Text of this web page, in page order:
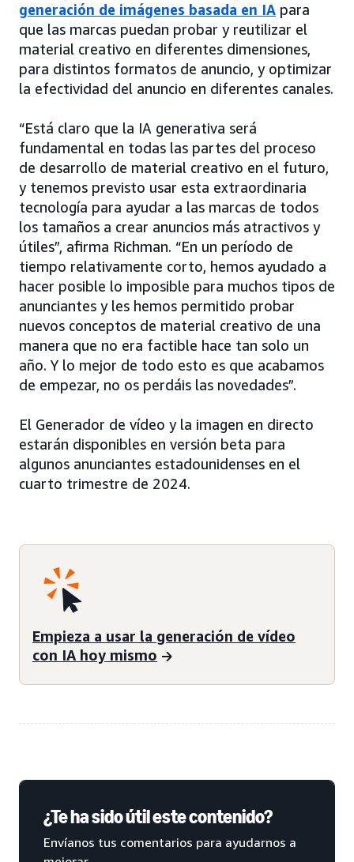
generación de imágenes basada en IA para
que las marcas puedan probar y reutilizar el
material creativo en diferentes dimensiones,
para distintos formatos de anuncio, y optimizar
la efectividad del anuncio en diferentes canales.
“Está claro que la IA generativa será
fundamental en todas las partes del proceso
de desarrollo de material creativo en el futuro,
y tenemos previsto usar esta extraordinaria
tecnología para ayudar a las marcas de todos
los tamaños a crear anuncios más atractivos y
útiles”, afirma Richman. “En un período de
tiempo relativamente corto, hemos ayudado a
hacer posible lo imposible para muchos tipos de
anunciantes y les hemos permitido probar
nuevos conceptos de material creativo de una
manera que no era factible hace tan solo un
año. Y lo mejor de todo esto es que acabamos
de empezar, no os perdáis las novedades”.
El Generador de vídeo y la imagen en directo
estarán disponibles en versión beta para
algunos anunciantes estadounidenses en el
cuarto trimestre de 2024.
Empieza a usar la generación de vídeo
con IA hoy mismo
¿Te ha sido útil este contenido?
Envíanos tus comentarios para ayudarnos a